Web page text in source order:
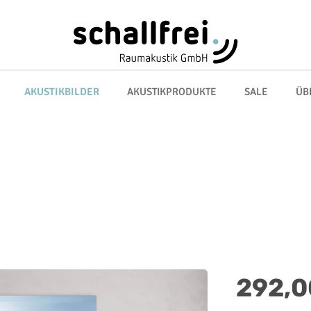
AKUSTIKBILDER AKUSTIKPRODUKTE SALE
Regulärer Preis: